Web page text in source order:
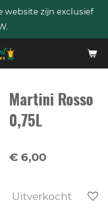
website zijn exclusief
Martini Rosso
0,75L
€ 6,00
Uitverkocht